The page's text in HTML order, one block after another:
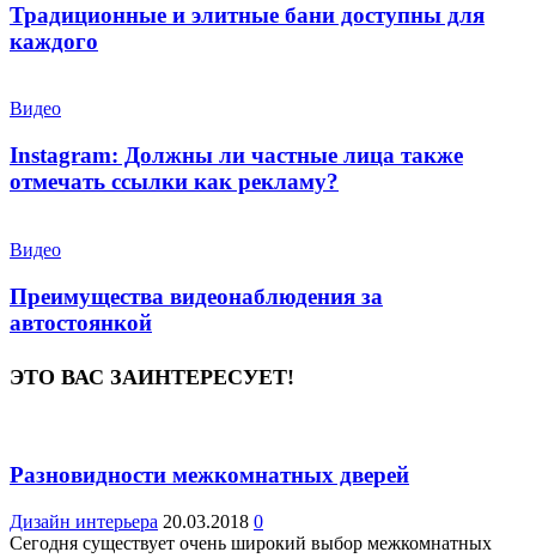
Традиционные и элитные бани доступны для
каждого
Видео
Instagram: Должны ли частные лица также
отмечать ссылки как рекламу?
Видео
Преимущества видеонаблюдения за
автостоянкой
ЭТО ВАС ЗАИНТЕРЕСУЕТ!
Разновидности межкомнатных дверей
Дизайн интерьера 20.03.2018 0
Сегодня существует очень широкий выбор межкомнатных